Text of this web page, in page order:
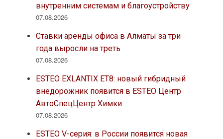
внутренним системам и благоустройству
07.08.2026
Ставки аренды офиса в Алматы за три
года выросли на треть
07.08.2026
ESTEO EXLANTIX ET8: новый гибридный
внедорожник появится в ESTEO Центр
АвтоСпецЦентр Химки
07.08.2026
ESTEO V-серия: в России появится новая